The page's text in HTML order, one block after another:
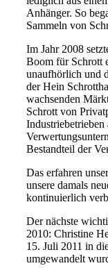
Anhänger. So
Sammeln von
Im Jahr 2008
Boom für Schrott
unaufhörlich und
der Hein
wachsenden
Schrott von
Bestandteil der
Das erfahren
unsere damals
kontinuierlich
Der nächste
2010: Christine
15. Juli 2011 in
umgewandelt